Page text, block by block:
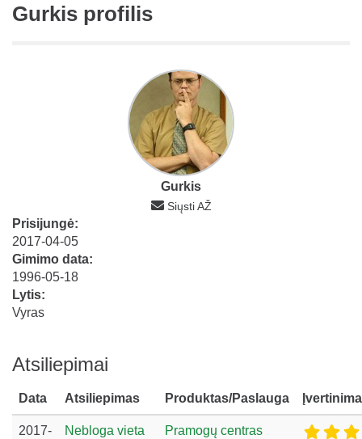
Gurkis profilis
Gurkis
Siųsti AŽ
Prisijungė:
2017-04-05
Gimimo data:
1996-05-18
Lytis:
Vyras
Atsiliepimai
Data Atsiliepimas Produktas/Paslauga
2017-
Nebloga vieta
Pramogų centras